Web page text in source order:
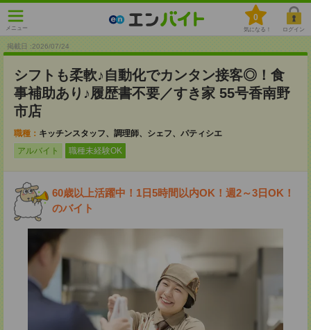
メニュー
0
気になる！ ログイン
掲載日 :2026/07/24
シフトも柔軟♪自動化でカンタン接客◎！食
事補助あり♪履歴書不要／すき家 55号香南野
市店
職種： キッチンスタッフ、調理師、シェフ、パティシエ
アルバイト
職種未経験OK
60歳以上活躍中！1日5時間以内OK！週2～3日OK！
のバイト